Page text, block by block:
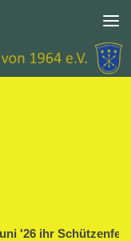
'26 ihr Schützenfest